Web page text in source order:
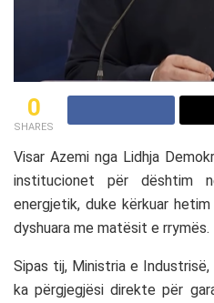
0
SHARES
Visar Azeminga Lidhja
institucionet për dështim
energjetik, duke kërkuar
dyshuara me matësit e rrymës.
Sipas tij, Ministria e
ka përgjegjësi direkte për